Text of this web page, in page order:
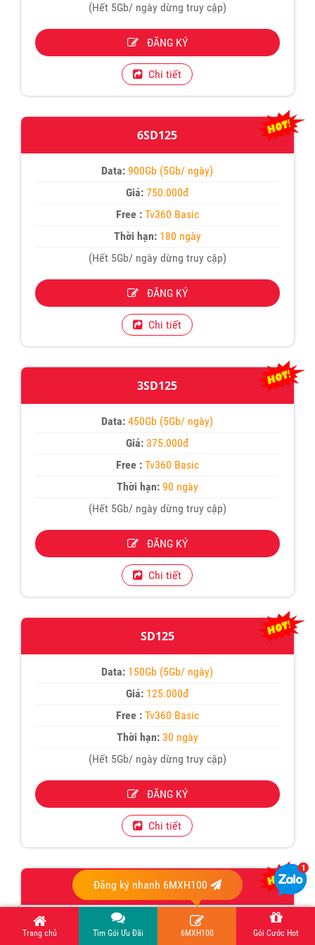
(Hết 5Gb/ ngày dừng truy cập)
ĐĂNG KÝ
Chi tiết
6SD125
Data: 900Gb (5Gb/ ngày)
Giá:750.000đ
Free : Tv360 Basic
Thời hạn:180 ngày
(Hết 5Gb/ ngày dừng truy cập)
ĐĂNG KÝ
Chi tiết
3SD125
Data: 450Gb (5Gb/ ngày)
Giá:375.000đ
Free : Tv360 Basic
Thời hạn:90 ngày
(Hết 5Gb/ ngày dừng truy cập)
ĐĂNG KÝ
Chi tiết
SD125
Data: 150Gb (5Gb/ ngày)
Giá: 125.000đ
Free : Tv360 Basic
Thời hạn:30 ngày
(Hết 5Gb/ ngày dừng truy cập)
ĐĂNG KÝ
Chi tiết
12SD125Z
Data:
3240Gb (9Gb/ ngày)
Trang chủ Tìm Gói Ưu Đãi
Đăng ký nhanh 6MXH100
6MXH100 Gói Cước Hot